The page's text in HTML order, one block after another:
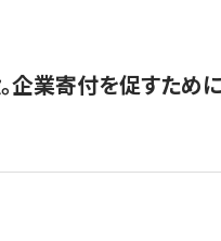
企業寄付を促すため